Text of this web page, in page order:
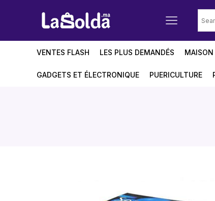
VENTES FLASH LES PLUS DEMANDÉS MAISON
GADGETS ET ÉLECTRONIQUE PUERICULTURE